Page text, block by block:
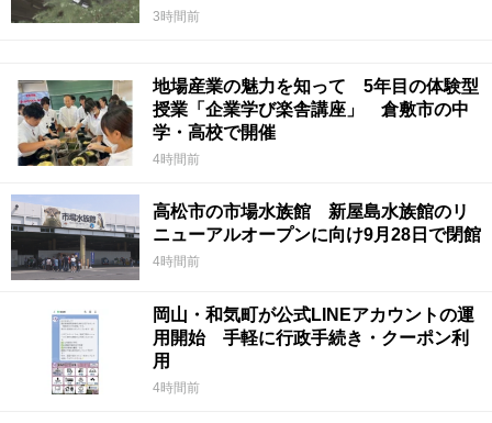
3時間前
地場産業の魅力を知って 5年目の体験型
授業「企業学び楽舎講座」 倉敷市の中
学・高校で開催
4時間前
高松市の市場水族館 新屋島水族館のリ
ニューアルオープンに向け9月28日で閉館
4時間前
岡山・和気町が公式LINEアカウントの運
用開始 手軽に行政手続き・クーポン利
用
4時間前